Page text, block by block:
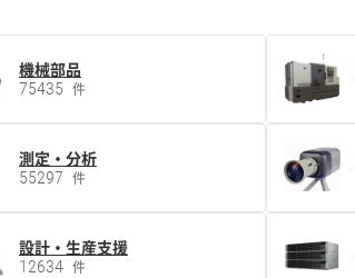
機械部品
75435 件
測定・分析
55297 件
設計・生産支援
12634 件